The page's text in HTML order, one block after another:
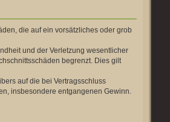
die auf ein vorsätzliches oder grob
und der Verletzung wesentlicher
begrenzt. Dies gilt
auf die bei Vertragsschluss
insbesondere entgangenen Gewinn.